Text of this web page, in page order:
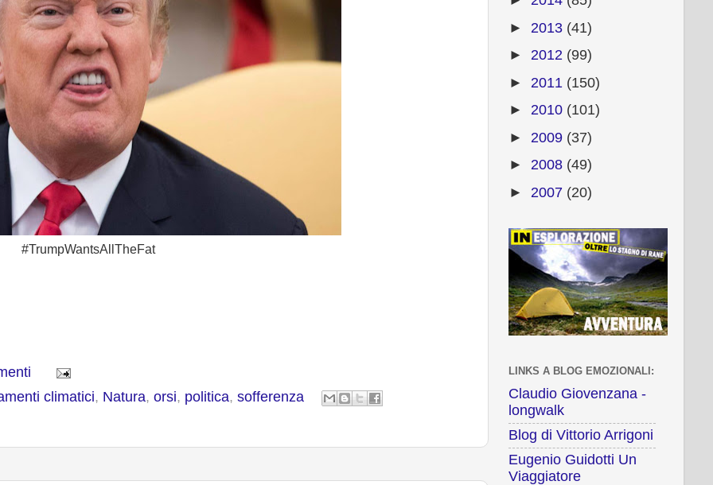
#TrumpWantsAllTheFat
climatici, Natura, orsi, politica, sofferenza
► 2013 (41)
► 2012 (99)
► 2011 (150)
► 2010 (101)
► 2009 (37)
► 2008 (49)
► 2007 (20)
LINKS A BLOG EMOZIONALI:
Claudio Giovenzana -
longwalk
Blog di Vittorio Arrigoni
Eugenio Guidotti Un
Viaggiatore